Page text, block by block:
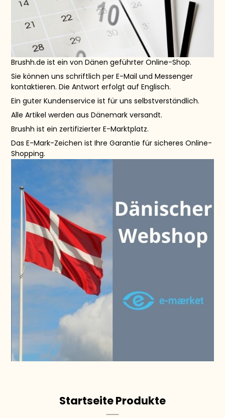
Brushh.de ist ein von Dänen geführter Online-Shop.
Sie können uns schriftlich per E-Mail und Messenger
kontaktieren. Die Antwort erfolgt auf Englisch.
Ein guter Kundenservice ist für uns selbstverständlich.
Alle Artikel werden aus Dänemark versandt.
Brushh ist ein zertifizierter E-Marktplatz.
Das E-Mark-Zeichen ist Ihre Garantie für sicheres Online-
Shopping.
Startseite Produkte